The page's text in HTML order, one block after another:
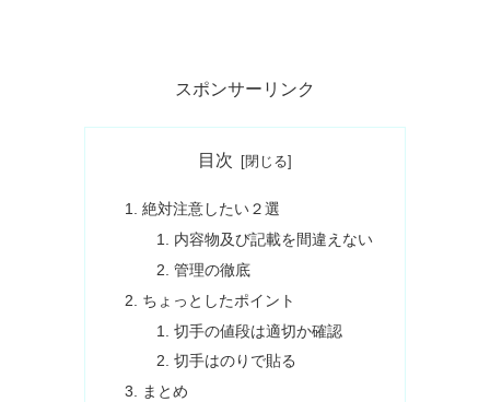
スポンサーリンク
目次
絶対注意したい２選
内容物及び記載を間違えない
管理の徹底
ちょっとしたポイント
切手の値段は適切か確認
切手はのりで貼る
まとめ